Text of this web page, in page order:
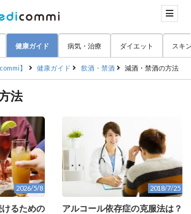
健康ガイド 病気・治療 ダイエット スキ
】 健康ガイド 飲酒・禁酒 減酒・禁酒の方法
法
2026/5/8
るための
2018/7/25
アルコール依存症の克服法は？